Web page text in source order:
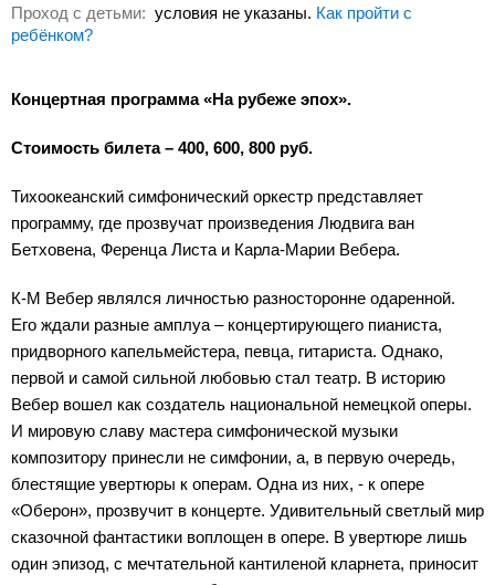
Проход с детьми: условия не указаны. Как пройти с
ребёнком?
Концертная программа «На рубеже эпох».
Стоимость билета – 400, 600, 800 руб.
Тихоокеанский симфонический оркестр представляет
программу, где прозвучат произведения Людвига ван
Бетховена, Ференца Листа и Карла-Марии Вебера.
К-М Вебер являлся личностью разносторонне одаренной.
Его ждали разные амплуа – концертирующего пианиста,
придворного капельмейстера, певца, гитариста. Однако,
первой и самой сильной любовью стал театр. В историю
Вебер вошел как создатель национальной немецкой оперы.
И мировую славу мастера симфонической музыки
композитору принесли не симфонии, а, в первую очередь,
блестящие увертюры к операм. Одна из них, - к опере
«Оберон», прозвучит в концерте. Удивительный светлый мир
сказочной фантастики воплощен в опере. В увертюре лишь
один эпизод, с мечтательной кантиленой кларнета, приносит